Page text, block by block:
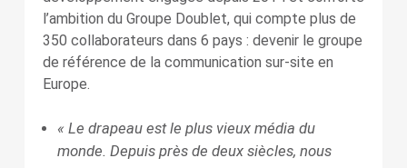
l’ambition du Groupe Doublet, qui compte plus de
350 collaborateurs dans 6 pays : devenir le groupe
de référence de la communication sur-site en
Europe.
« Le drapeau est le plus vieux média du
monde. Depuis près de deux siècles, nous